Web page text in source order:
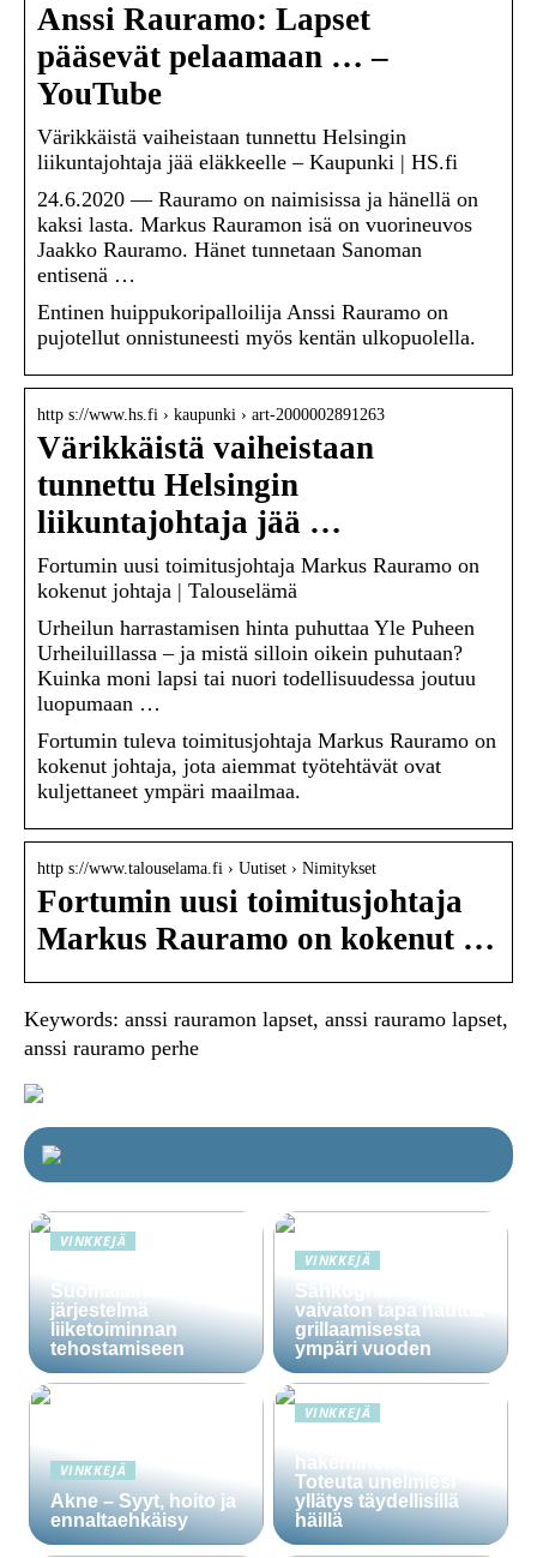
Anssi Rauramo: Lapset
pääsevät pelaamaan … –
YouTube
Värikkäistä vaiheistaan tunnettu Helsingin
liikuntajohtaja jää eläkkeelle – Kaupunki | HS.fi
24.6.2020 — Rauramo on naimisissa ja hänellä on
kaksi lasta. Markus Rauramon isä on vuorineuvos
Jaakko Rauramo. Hänet tunnetaan Sanoman
entisenä …
Entinen huippukoripalloilija Anssi Rauramo on
pujotellut onnistuneesti myös kentän ulkopuolella.
http s://www.hs.fi › kaupunki › art-2000002891263
Värikkäistä vaiheistaan
tunnettu Helsingin
liikuntajohtaja jää …
Fortumin uusi toimitusjohtaja Markus Rauramo on
kokenut johtaja | Talouselämä
Urheilun harrastamisen hinta puhuttaa Yle Puheen
Urheiluillassa – ja mistä silloin oikein puhutaan?
Kuinka moni lapsi tai nuori todellisuudessa joutuu
luopumaan …
Fortumin tuleva toimitusjohtaja Markus Rauramo on
kokenut johtaja, jota aiemmat työtehtävät ovat
kuljettaneet ympäri maailmaa.
http s://www.talouselama.fi › Uutiset › Nimitykset
Fortumin uusi toimitusjohtaja
Markus Rauramo on kokenut …
Keywords: anssi rauramon lapset, anssi rauramo lapset,
anssi rauramo perhe
VINKKEJÄ
Suomalainen CRM-
järjestelmä
liiketoiminnan
tehostamiseen
VINKKEJÄ
Sähkögrilli on
vaivaton tapa nauttia
grillaamisesta
ympäri vuoden
VINKKEJÄ
Akne – Syyt, hoito ja
ennaltaehkäisy
VINKKEJÄ
hakeminen salassa –
Toteuta unelmiesi
yllätys täydellisillä
häillä